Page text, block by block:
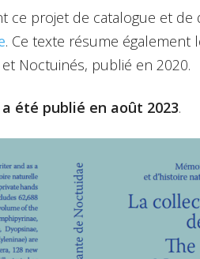
projet de catalogue et de
. Ce texte résume également
Noctuinés, publié en 2020.
été publié en août 2023.